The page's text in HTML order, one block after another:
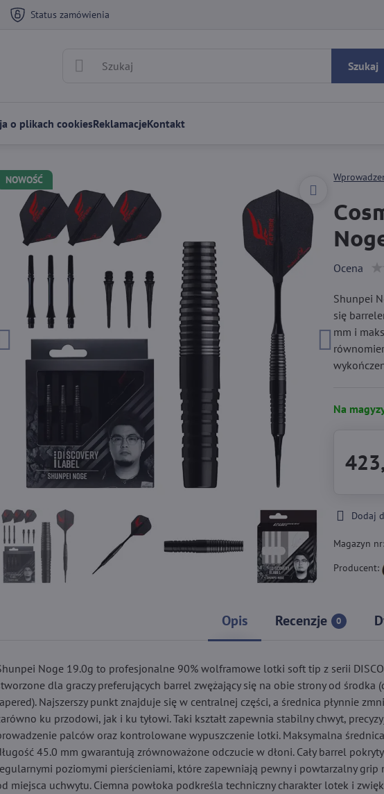
Status zamówienia
Szukaj
o plikach cookiesReklamacjeKontakt
NOWOŚĆ
Ocena
Shunpei
się
mm i
Na
Dodaj
Magazyn
Producent:
Opis Recenzje 0
Noge 19.0g to profesjonalne 90% wolframowe lotki soft tip z serii
dla graczy preferujących barrel zwężający się na obie strony od środka
Najszerszy punkt znajduje się w centralnej części, a średnica płynnie
ku przodowi, jak i ku tyłowi. Taki kształt zapewnia stabilny chwyt,
palców oraz kontrolowane wypuszczenie lotki. Maksymalna
45.0 mm gwarantują zrównoważone odczucie w dłoni. Cały barrel
poziomymi pierścieniami, które zapewniają pewny i powtarzalny grip
miejsca uchwytu. Ciemna powłoka podkreśla techniczny charakter lotek i